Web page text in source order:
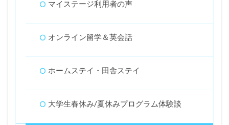
マイステージ利用者の声
オンライン留学＆英会話
ホームステイ・田舎ステイ
大学生春休み/夏休みプログラム体験談